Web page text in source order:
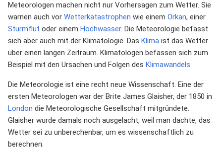
Meteorologen machen nicht nur Vorhersagen zum Wetter. Sie
warnen auch vor Wetterkatastrophen wie einem Orkan, einer
Sturmflut oder einem Hochwasser. Die Meteorologie befasst
sich aber auch mit der Klimatologie. Das Klima ist das Wetter
über einen langen Zeitraum. Klimatologen befassen sich zum
Beispiel mit den Ursachen und Folgen des Klimawandels.
Die Meteorologie ist eine recht neue Wissenschaft. Eine der
ersten Meteorologen war der Brite James Glaisher, der 1850 in
London die Meteorologische Gesellschaft mitgründete.
Glaisher wurde damals noch ausgelacht, weil man dachte, das
Wetter sei zu unberechenbar, um es wissenschaftlich zu
berechnen.